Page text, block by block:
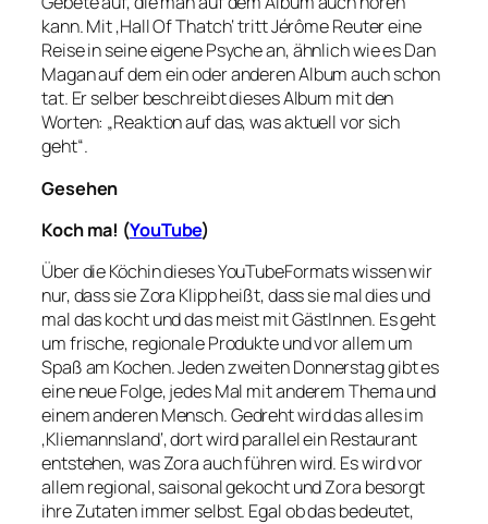
kann. Mit ‚Hall Of Thatch‘ tritt Jérôme Reuter eine
Reise in seine eigene Psyche an, ähnlich wie es Dan
Magan auf dem ein oder anderen Album auch schon
tat. Er selber beschreibt dieses Album mit den
Worten: „Reaktion auf das, was aktuell vor sich
geht“.
Gesehen
Koch ma! (YouTube)
Über die Köchin dieses YouTubeFormats wissen wir
nur, dass sie Zora Klipp heißt, dass sie mal dies und
mal das kocht und das meist mit GästInnen. Es geht
um frische, regionale Produkte und vor allem um
Spaß am Kochen. Jeden zweiten Donnerstag gibt es
eine neue Folge, jedes Mal mit anderem Thema und
einem anderen Mensch. Gedreht wird das alles im
‚Kliemannsland‘, dort wird parallel ein Restaurant
entstehen, was Zora auch führen wird. Es wird vor
allem regional, saisonal gekocht und Zora besorgt
ihre Zutaten immer selbst. Egal ob das bedeutet,